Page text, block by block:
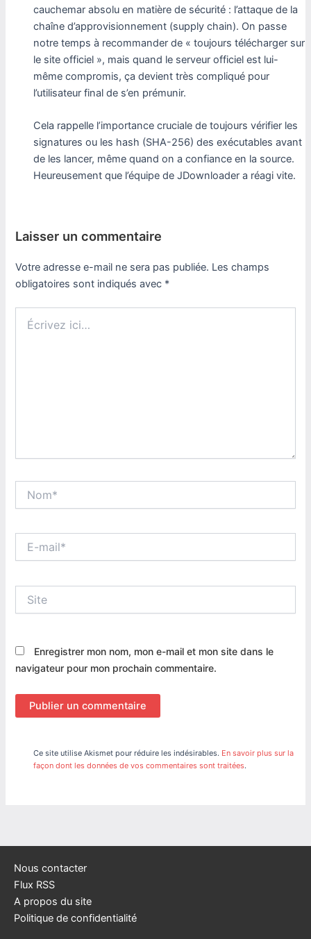
cauchemar absolu en matière de sécurité : l’attaque de la
chaîne d’approvisionnement (supply chain). On passe
notre temps à recommander de « toujours télécharger sur
le site officiel », mais quand le serveur officiel est lui-
même compromis, ça devient très compliqué pour
l’utilisateur final de s’en prémunir.
Cela rappelle l’importance cruciale de toujours vérifier les
signatures ou les hash (SHA-256) des exécutables avant
de les lancer, même quand on a confiance en la source.
Heureusement que l’équipe de JDownloader a réagi vite.
Laisser un commentaire
Votre adresse e-mail ne sera pas publiée. Les champs
obligatoires sont indiqués avec *
ici…
mail*
Enregistrer mon nom, mon e-mail et mon site dans le
navigateur pour mon prochain commentaire.
Ce site utilise Akismet pour réduire les indésirables. En savoir plus sur la
façon dont les données de vos commentaires sont traitées.
Nous contacter
Flux RSS
A propos du site
Politique de confidentialité